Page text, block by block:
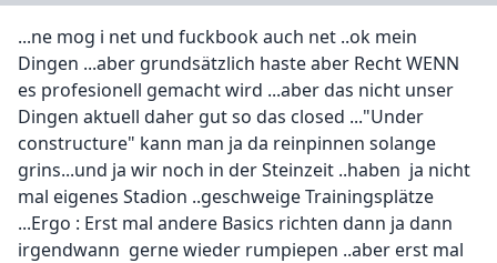
...ne mog i net und fuckbook auch net ..ok mein
Dingen ...aber grundsätzlich haste aber Recht WENN
es profesionell gemacht wird ...aber das nicht unser
Dingen aktuell daher gut so das closed ..."Under
constructure" kann man ja da reinpinnen solange
grins...und ja wir noch in der Steinzeit ..haben ja nicht
mal eigenes Stadion ..geschweige Trainingsplätze
...Ergo : Erst mal andere Basics richten dann ja dann
irgendwann gerne wieder rumpiepen ..aber erst mal